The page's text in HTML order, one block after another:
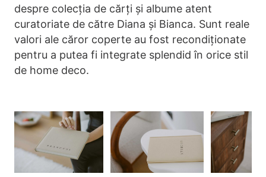
despre colecția de cărți și albume atent
curatoriate de către Diana și Bianca. Sunt reale
valori ale căror coperte au fost recondiționate
pentru a putea fi integrate splendid în orice stil
de home deco.